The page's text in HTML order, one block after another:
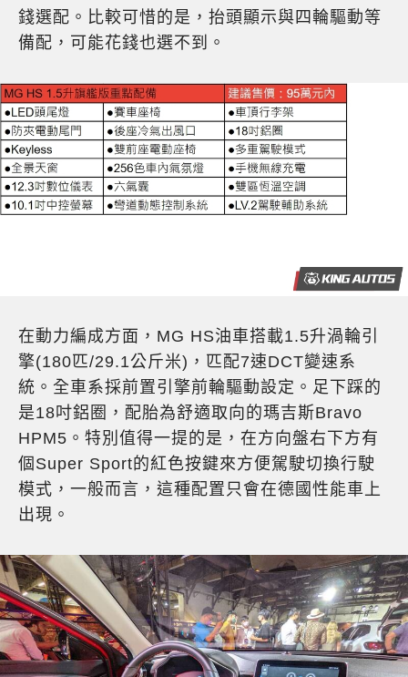
錢選配。比較可惜的是，抬頭顯示與四輪驅動等
備配，可能花錢也選不到。
在動力編成方面，MG HS油車搭載1.5升渦輪引
擎(180匹/29.1公斤米)，匹配7速DCT變速系
統。全車系採前置引擎前輪驅動設定。足下踩的
是18吋鋁圈，配胎為舒適取向的瑪吉斯Bravo
HPM5。特別值得一提的是，在方向盤右下方有
個Super Sport的紅色按鍵來方便駕駛切換行駛
模式，一般而言，這種配置只會在德國性能車上
出現。